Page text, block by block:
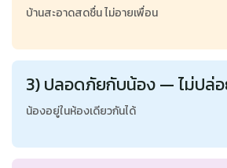
บ้านสะอาดสดชื่น ไม่อายเพื่อน
3) ปลอดภัยกับน้อง — ไม่ปล่
น้องอยู่ในห้องเดียวกันได้